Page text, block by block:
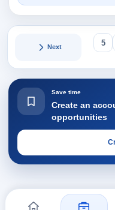
5
Next
Save time
Create an
opportunities